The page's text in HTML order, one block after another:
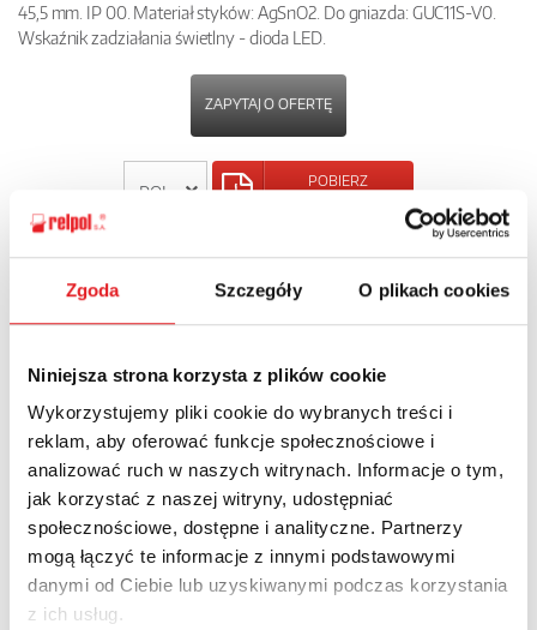
Zgoda Szczegóły O plikach cookies
Niniejsza strona korzysta z plików cookie
Wykorzystujemy pliki cookie do wybranych treści i
reklam, aby oferować funkcje społecznościowe i
analizować ruch w naszych witrynach. Informacje o tym,
jak korzystać z naszej witryny, udostępniać
społecznościowe, dostępne i analityczne. Partnerzy
mogą łączyć te informacje z innymi podstawowymi
danymi od Ciebie lub uzyskiwanymi podczas korzystania
z ich usług.
45,5 mm. IP 00. Materiał styków: AgSnO2. Do gniazda: GUC11S-V0.
Wskaźnik zadziałania świetlny - dioda LED.
ZAPYTAJ O OFERTĘ
POBIERZ
Zapytaj o szczegóły oferty
Imię i nazwisko: *
Adres e-mail: *